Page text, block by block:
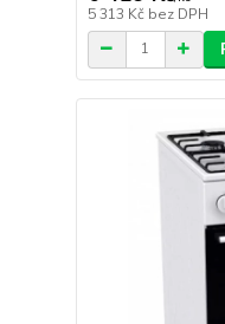
5 313 Kč bez DPH